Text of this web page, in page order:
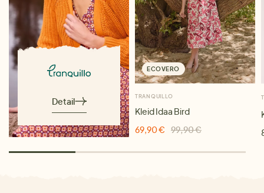
Detail
ECOVERO
TRANQUILLO
Kleid Idaa Bird
69,90 €
99,90 €